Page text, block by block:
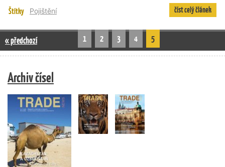
Štítky Pojištění číst celý článek
« předchozí 1 2 3 4 5
Archiv čísel